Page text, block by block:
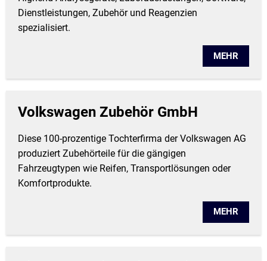
Dienstleistungen, Zubehör und Reagenzien
spezialisiert.
MEHR
Volkswagen Zubehör GmbH
Diese 100-prozentige Tochterfirma der Volkswagen AG
produziert Zubehörteile für die gängigen
Fahrzeugtypen wie Reifen, Transportlösungen oder
Komfortprodukte.
MEHR